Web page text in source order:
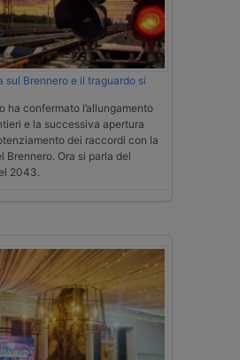
sul Brennero e il traguardo si
ha confermato l’allungamento
e la successiva apertura
dei raccordi con la
Brennero. Ora si parla del
2043.